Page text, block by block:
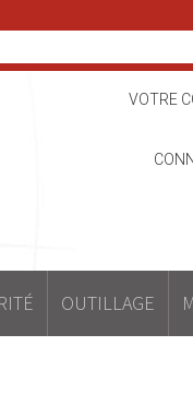
VOTRE
OUTILLAGE